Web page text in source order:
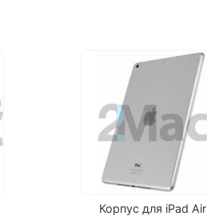
Корпус для iPad Air